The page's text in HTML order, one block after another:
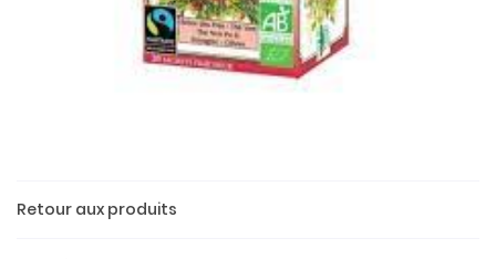
Retour aux produits